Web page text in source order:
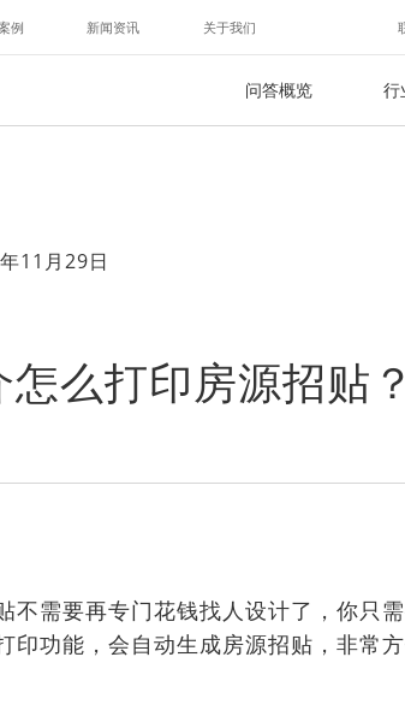
例 新闻资讯 关于我们
问答概览 行
11月29日
怎么打印房源招贴？
不需要再专门花钱找人设计了，你只
印功能，会自动生成房源招贴，非常方